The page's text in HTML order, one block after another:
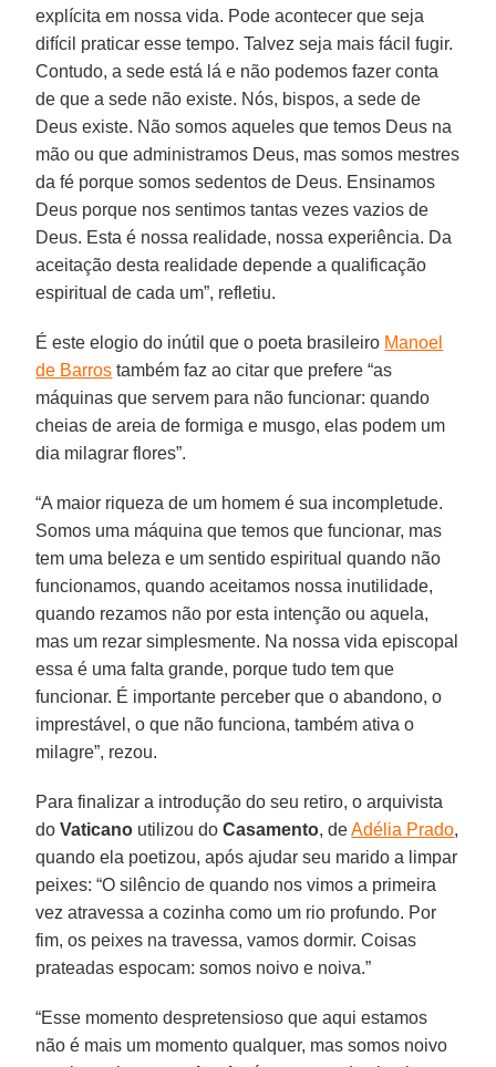
explícita em nossa vida. Pode acontecer que seja
difícil praticar esse tempo. Talvez seja mais fácil fugir.
Contudo, a sede está lá e não podemos fazer conta
de que a sede não existe. Nós, bispos, a sede de
Deus existe. Não somos aqueles que temos Deus na
mão ou que administramos Deus, mas somos mestres
da fé porque somos sedentos de Deus. Ensinamos
Deus porque nos sentimos tantas vezes vazios de
Deus. Esta é nossa realidade, nossa experiência. Da
aceitação desta realidade depende a qualificação
espiritual de cada um”, refletiu.
É este elogio do inútil que o poeta brasileiro Manoel
de Barros também faz ao citar que prefere “as
máquinas que servem para não funcionar: quando
cheias de areia de formiga e musgo, elas podem um
dia milagrar flores”.
“A maior riqueza de um homem é sua incompletude.
Somos uma máquina que temos que funcionar, mas
tem uma beleza e um sentido espiritual quando não
funcionamos, quando aceitamos nossa inutilidade,
quando rezamos não por esta intenção ou aquela,
mas um rezar simplesmente. Na nossa vida episcopal
essa é uma falta grande, porque tudo tem que
funcionar. É importante perceber que o abandono, o
imprestável, o que não funciona, também ativa o
milagre”, rezou.
Para finalizar a introdução do seu retiro, o arquivista
doVaticano utilizou doCasamento, deAdélia Prado,
quando ela poetizou, após ajudar seu marido a limpar
peixes: “O silêncio de quando nos vimos a primeira
vez atravessa a cozinha como um rio profundo. Por
fim, os peixes na travessa, vamos dormir. Coisas
prateadas espocam: somos noivo e noiva.”
“Esse momento despretensioso que aqui estamos
não é mais um momento qualquer, mas somos noivo